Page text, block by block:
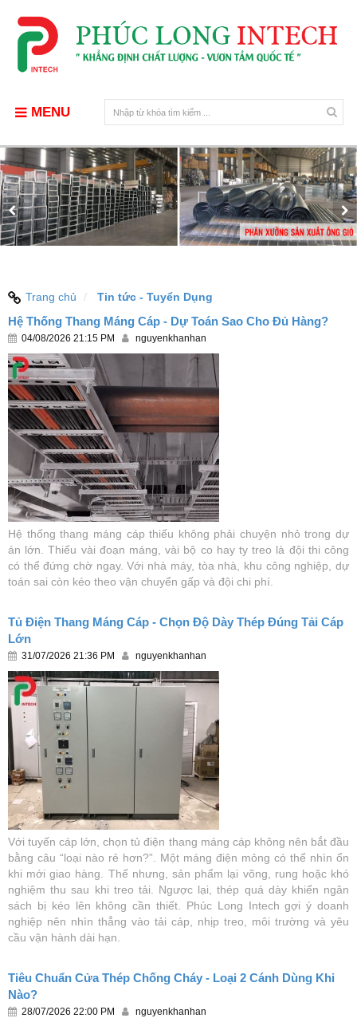
MENU
Trang chủ Tin tức - Tuyển Dụng
Hệ Thống Thang Máng Cáp - Dự Toán Sao Cho Đủ Hàng?
04/08/2026 21:15 PM nguyenkhanhan
Hệ thống thang máng cáp thiếu không phải chuyện nhỏ trong dự
án lớn. Thiếu vài đoạn máng, vài bộ co hay ty treo là đội thi công
có thể đứng chờ ngay. Với nhà máy, tòa nhà, khu công nghiệp, dự
toán sai còn kéo theo vận chuyển gấp và đội chi phí.
Tủ Điện Thang Máng Cáp - Chọn Độ Dày Thép Đúng Tải Cáp
Lớn
31/07/2026 21:36 PM nguyenkhanhan
Với tuyến cáp lớn, chọn tủ điện thang máng cáp không nên bắt đầu
bằng câu “loại nào rẻ hơn?”. Một máng điện mỏng có thể nhìn ổn
khi mới giao hàng. Thế nhưng, sản phẩm lại võng, rung hoặc khó
nghiệm thu sau khi treo tải. Ngược lại, thép quá dày khiến ngân
sách bị kéo lên không cần thiết. Phúc Long Intech gợi ý doanh
nghiệp nên nhìn thẳng vào tải cáp, nhịp treo, môi trường và yêu
cầu vận hành dài hạn.
Tiêu Chuẩn Cửa Thép Chống Cháy - Loại 2 Cánh Dùng Khi
Nào?
28/07/2026 22:00 PM nguyenkhanhan